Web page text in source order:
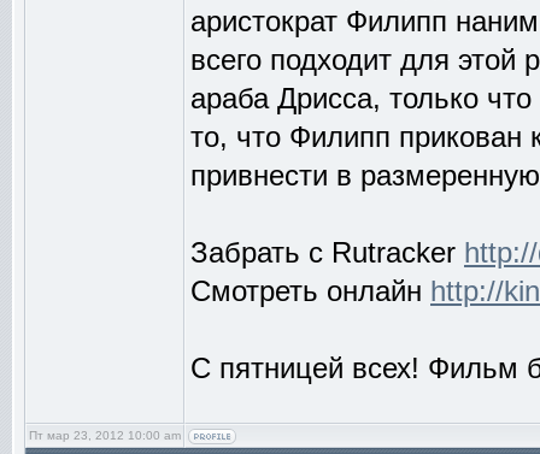
аристократ Филипп
всего подходит для
араба Дрисса, только
то, что Филипп прикован
привнести в
Забрать с Rutracker
Смотреть онлайн http://
С пятницей всех! Фильм
Пт мар 23, 2012 10:00 am